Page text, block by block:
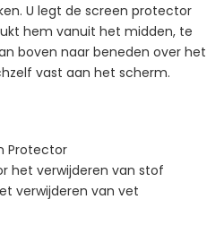
U legt de screen protector
hem vanuit het midden, te
boven naar beneden over het
vast aan het scherm.
Protector
het verwijderen van stof
verwijderen van vet